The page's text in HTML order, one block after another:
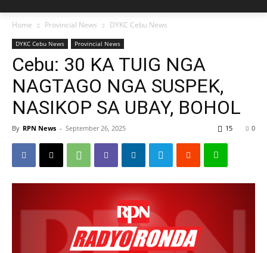
Home Provincial News DYKC Cebu News
DYKC Cebu News Provincial News
Cebu: 30 KA TUIG NGA
NAGTAGO NGA SUSPEK,
NASIKOP SA UBAY, BOHOL
By RPN News - September 26, 2025 0
15